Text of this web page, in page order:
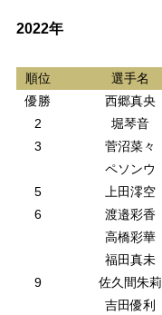
2022年
順位 選手名
優勝
西郷真央
2
堀琴音
3
菅沼菜々
ペソンウ
5
上田澪空
6
渡邉彩香
高橋彩華
福田真未
9
佐久間朱莉
吉田優利